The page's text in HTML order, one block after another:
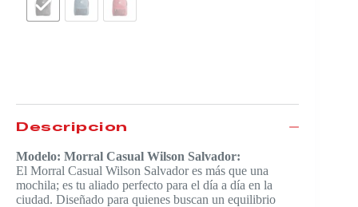
Descripción
Modelo: Morral Casual Wilson Salvador:
El Morral Casual Wilson Salvador es más que una
mochila; es tu aliado perfecto para el día a día en la
ciudad. Diseñado para quienes buscan un equilibrio